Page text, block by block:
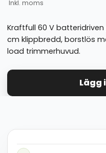
Inkl. moms
Kraftfull 60 V
cm klippbredd, borstlös
load trimmerhuvud.
Lägg